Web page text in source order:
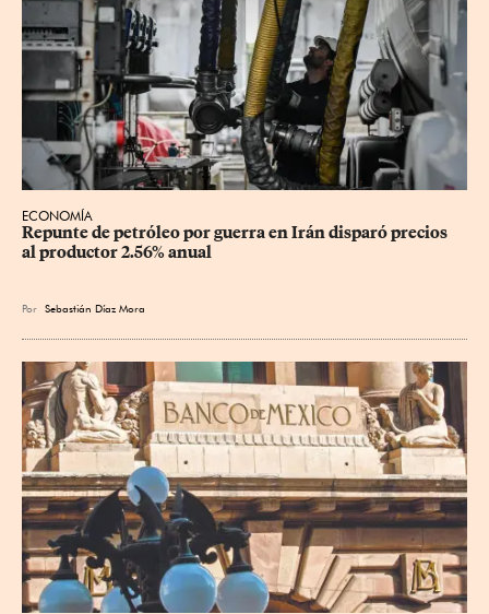
ECONOMÍA
Repunte de petróleo por guerra en Irán disparó precios
al productor 2.56% anual
Por Sebastián Díaz Mora